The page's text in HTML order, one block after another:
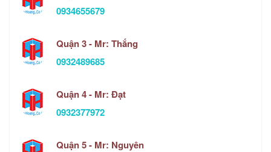
0934655679
Quận 3 - Mr: Thắng
0932489685
Quận 4 - Mr: Đạt
0932377972
Quận 5 - Mr: Nguyên